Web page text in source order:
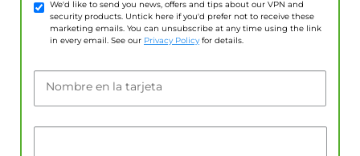
We'd like to send you news, offers and tips about our VPN and
security products. Untick here if you'd prefer not to receive these
marketing emails. You can unsubscribe at any time using the link
in every email. See our Privacy Policy for details.
Nombre en la tarjeta